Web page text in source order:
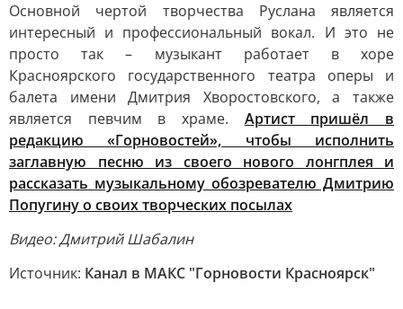
Основной чертой творчества Руслана является
интересный и профессиональный вокал. И это не
просто так – музыкант работает в хоре
Красноярского государственного театра оперы и
балета имени Дмитрия Хворостовского, а также
является певчим в храме. Артист пришёл в
редакцию «Горновостей», чтобы исполнить
заглавную песню из своего нового лонгплея и
рассказать музыкальному обозревателю Дмитрию
Попугину о своих творческих посылах
Видео: Дмитрий Шабалин
Источник: Канал в МАКС "Горновости Красноярск"